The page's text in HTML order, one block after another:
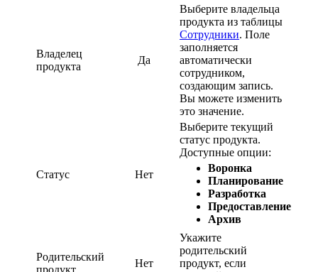
Владелец
продукта
Да
Выберите владельца
продукта из таблицы
Сотрудники. Поле
заполняется
автоматически
сотрудником,
создающим запись.
Вы можете изменить
это значение.
Статус Нет
Выберите текущий
статус продукта.
Доступные опции:
Воронка
Планирование
Разработка
Предоставление
Архив
Родительский
продукт
Нет
Укажите
родительский
продукт, если